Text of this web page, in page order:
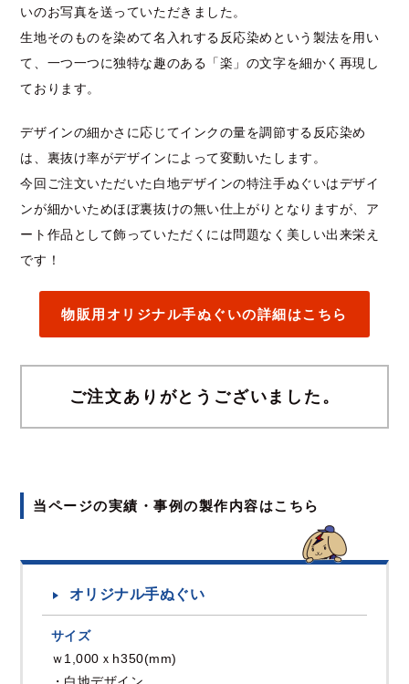
いのお写真を送っていただきました。
生地そのものを染めて名入れする反応染めという製法を用い
て、一つ一つに独特な趣のある「楽」の文字を細かく再現し
ております。
デザインの細かさに応じてインクの量を調節する反応染め
は、裏抜け率がデザインによって変動いたします。
今回ご注文いただいた白地デザインの特注手ぬぐいはデザイ
ンが細かいためほぼ裏抜けの無い仕上がりとなりますが、ア
ート作品として飾っていただくには問題なく美しい出来栄え
です！
物販用オリジナル手ぬぐいの詳細はこちら
ご注文ありがとうございました。
当ページの実績・事例の製作内容はこちら
オリジナル手ぬぐい
サイズ
ｗ1,000ｘh350(mm)